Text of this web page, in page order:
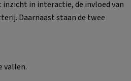
in interactie, de invloed van
Daarnaast staan de twee
vallen.